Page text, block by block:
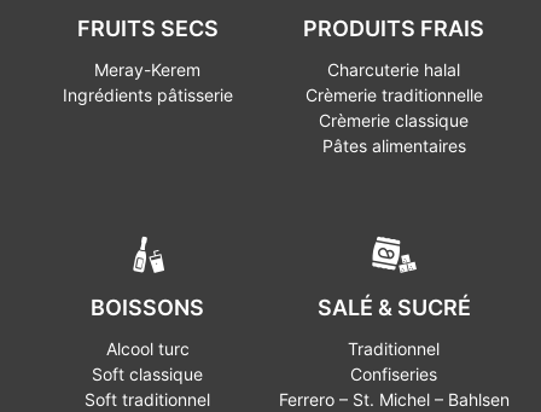
FRUITS SECS
Meray-Kerem
Ingrédients pâtisserie
PRODUITS FRAIS
Charcuterie halal
Crèmerie traditionnelle
Crèmerie classique
Pâtes alimentaires
BOISSONS
Alcool turc
Soft classique
Soft traditionnel
SALÉ & SUCRÉ
Traditionnel
Confiseries
Ferrero – St. Michel – Bahlsen